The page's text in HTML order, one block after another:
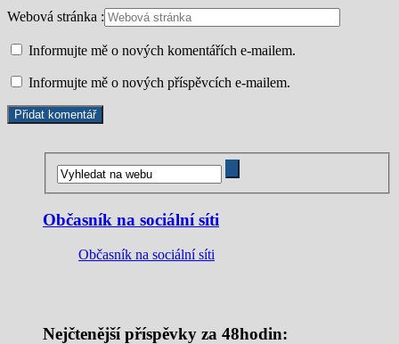
Webová stránka :
Informujte mě o nových komentářích e-mailem.
Informujte mě o nových příspěvcích e-mailem.
Občasník na sociální síti
Občasník na sociální síti
Nejčtenější příspěvky za 48hodin: